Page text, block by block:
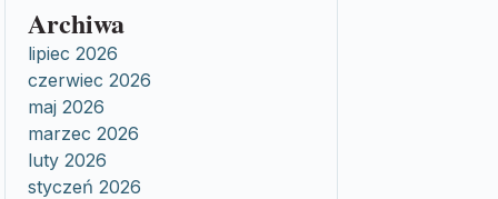
Archiwa
lipiec 2026
czerwiec 2026
maj 2026
marzec 2026
luty 2026
styczeń 2026